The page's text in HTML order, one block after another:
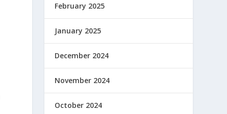
February 2025
January 2025
December 2024
November 2024
October 2024